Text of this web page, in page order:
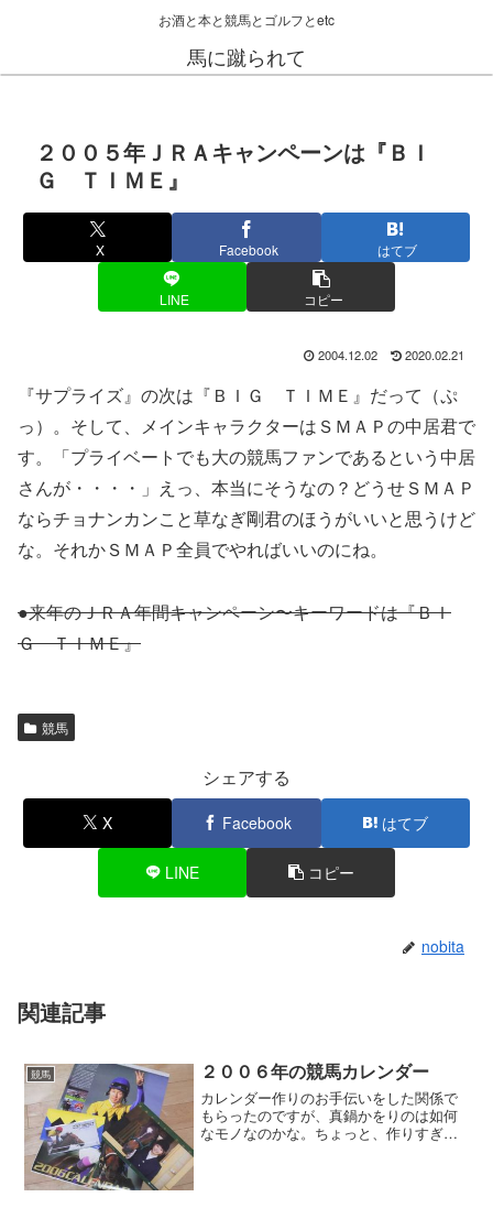
お酒と本と競馬とゴルフとetc
馬に蹴られて
２００５年ＪＲＡキャンペーンは『ＢＩ
Ｇ ＴＩＭＥ』
X Facebook はてブ
LINE コピー
2004.12.02 2020.02.21
『サプライズ』の次は『ＢＩＧ ＴＩＭＥ』だって（ぷ
っ）。そして、メインキャラクターはＳＭＡＰの中居君で
す。「プライベートでも大の競馬ファンであるという中居
さんが・・・・」えっ、本当にそうなの？どうせＳＭＡＰ
ならチョナンカンこと草なぎ剛君のほうがいいと思うけど
な。それかＳＭＡＰ全員でやればいいのにね。
●来年のＪＲＡ年間キャンペーン〜キーワードは『ＢＩ
Ｇ ＴＩＭＥ』
競馬
シェアする
X Facebook はてブ
LINE コピー
nobita
関連記事
競馬 ２００６年の競馬カレンダー
カレンダー作りのお手伝いをした関係で
もらったのですが、真鍋かをりのは如何
なモノなのかな。ちょっと、作りすぎと